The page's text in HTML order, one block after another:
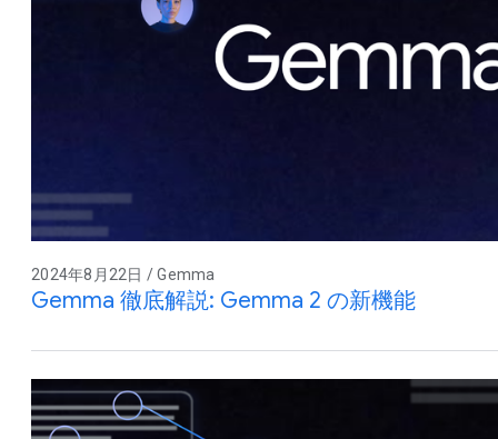
2024年8月22日 / Gemma
Gemma 徹底解説: Gemma 2 の新機能